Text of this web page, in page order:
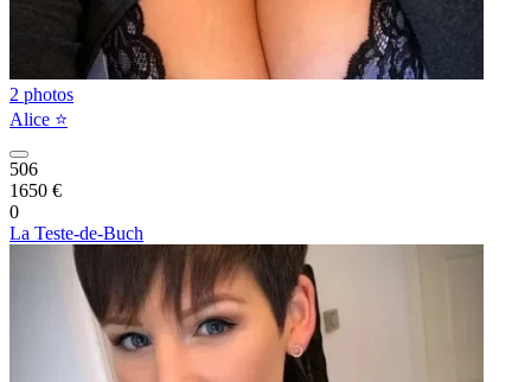
2 photos
Alice ⭐️
506
1650 €
0
La Teste-de-Buch